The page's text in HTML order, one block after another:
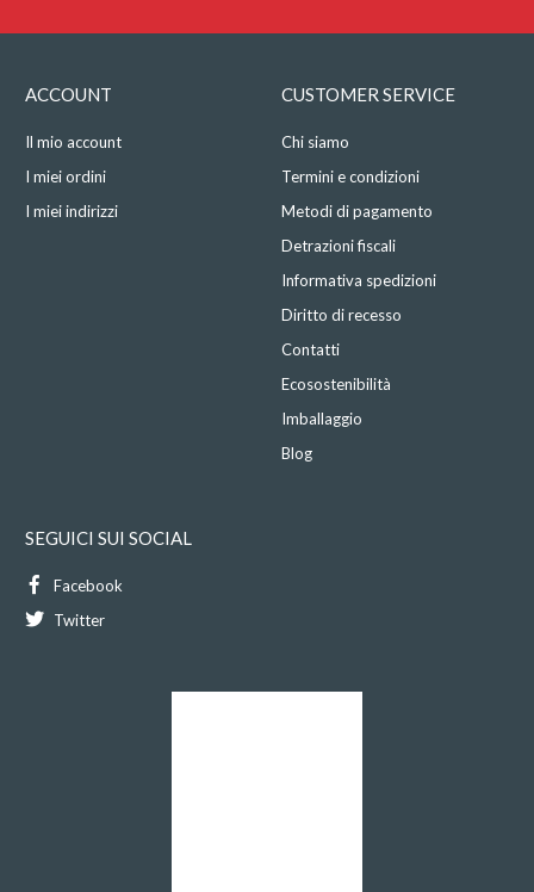
ACCOUNT
Il mio account
I miei ordini
I miei indirizzi
CUSTOMER SERVICE
Chi siamo
Termini e condizioni
Metodi di pagamento
Detrazioni fiscali
Informativa spedizioni
Diritto di recesso
Contatti
Ecosostenibilità
Imballaggio
Blog
SEGUICI SUI SOCIAL
Facebook
Twitter